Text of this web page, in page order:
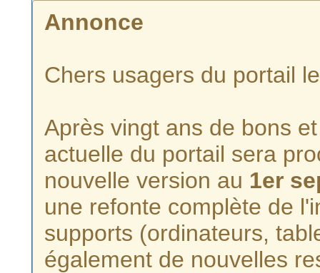
Annonce
Chers usagers du portail
Après vingt ans de bons
actuelle du portail sera
nouvelle version au 1er
une refonte complète de
supports (ordinateurs,
également de nouvelles